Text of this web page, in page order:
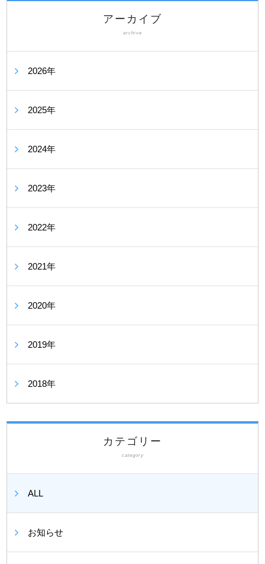
アーカイブ
archive
2026年
2025年
2024年
2023年
2022年
2021年
2020年
2019年
2018年
カテゴリー
category
ALL
お知らせ